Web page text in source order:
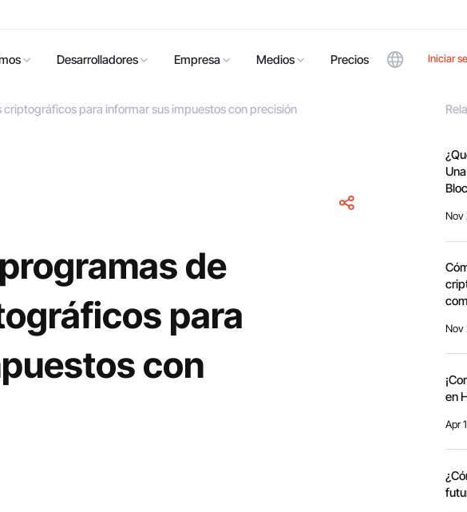
Desarrolladores Empresa Medios Precios Iniciar
para informar sus impuestos con precisión
de
para
con
Nov
Nov
en
Apr